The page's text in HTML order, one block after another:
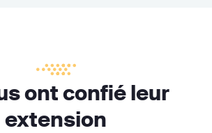
ont confié leur
extension